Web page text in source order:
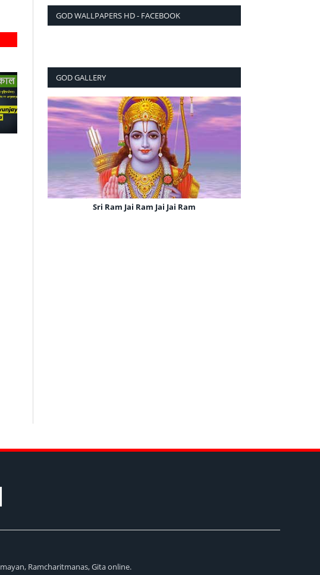
GOD WALLPAPERS HD - FACEBOOK
GOD GALLERY
Sri Ram Jai Ram Jai Jai Ram
Ramcharitmanas, Gita online.